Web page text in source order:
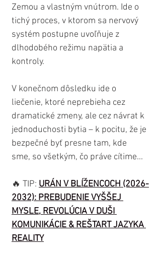
Zemou a vlastným vnútrom. Ide o
tichý proces, v ktorom sa nervový
systém postupne uvoľňuje z
dlhodobého režimu napätia a
kontroly.
V konečnom dôsledku ide o
liečenie, ktoré neprebieha cez
dramatické zmeny, ale cez návrat k
jednoduchosti bytia – k pocitu, že je
bezpečné byť presne tam, kde
sme, so všetkým, čo práve cítime...
🔥 TIP: URÁN V BLÍŽENCOCH (2026-
2032): PREBUDENIE VYŠŠEJ
MYSLE, REVOLÚCIA V DUŠI
KOMUNIKÁCIE & REŠTART JAZYKA
REALITY